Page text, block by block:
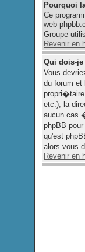
Pourquoi
Ce
web
Groupe
Revenir en
Qui dois-
Vous
du forum et
propri�taire
etc.), la
aucun cas
phpBB
qu'est
alors vous
Revenir en